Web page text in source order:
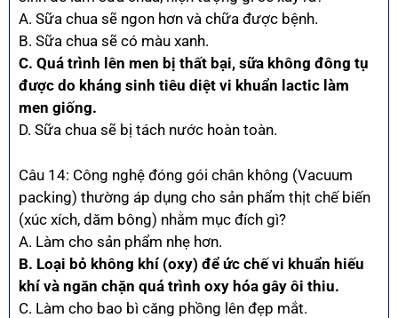
A. Sữa chua sẽ ngon hơn và chữa được bệnh.
B. Sữa chua sẽ có màu xanh.
C. Quá trình lên men bị thất bại, sữa không đông tụ
được do kháng sinh tiêu diệt vi khuẩn lactic làm
men giống.
D. Sữa chua sẽ bị tách nước hoàn toàn.
Câu 14: Công nghệ đóng gói chân không (Vacuum
packing) thường áp dụng cho sản phẩm thịt chế biến
(xúc xích, dăm bông) nhằm mục đích gì?
A. Làm cho sản phẩm nhẹ hơn.
B. Loại bỏ không khí (oxy) để ức chế vi khuẩn hiếu
khí và ngăn chặn quá trình oxy hóa gây ôi thiu.
C. Làm cho bao bì căng phồng lên đẹp mắt.